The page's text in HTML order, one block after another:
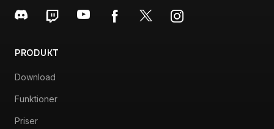
PRODUKT
Download
Funktioner
Priser